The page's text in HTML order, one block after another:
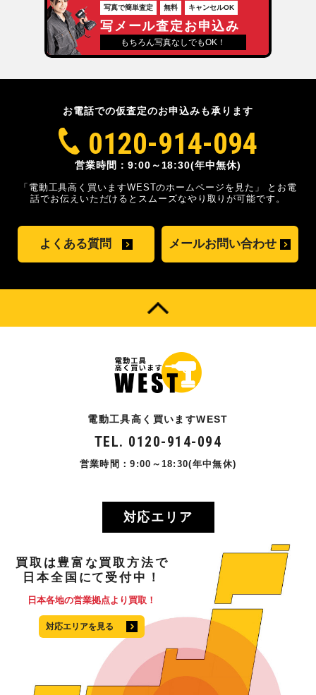
写真で簡単査定 無料 キャンセルOK
写メール査定お申込み
もちろん写真なしでもOK！
お電話での仮査定のお申込みも承ります
0120-914-094
営業時間：9:00～18:30(年中無休)
「電動工具高く買いますWESTのホームページを見た」
とお電
話でお伝えいただけるとスムーズなやり取りが可能です。
よくある質問 メールお問い合わせ
電動工具高く買いますWEST
TEL. 0120-914-094
営業時間：9:00～18:30(年中無休)
対応エリア
買取 は 豊富な買取方法で
日本全国 にて 受付中！
日本各地の営業拠点より買取！
対応エリアを見る